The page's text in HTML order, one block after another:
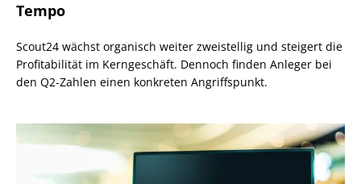
Tempo
Scout24 wächst organisch weiter zweistellig und steigert die
Profitabilität im Kerngeschäft. Dennoch finden Anleger bei
den Q2-Zahlen einen konkreten Angriffspunkt.